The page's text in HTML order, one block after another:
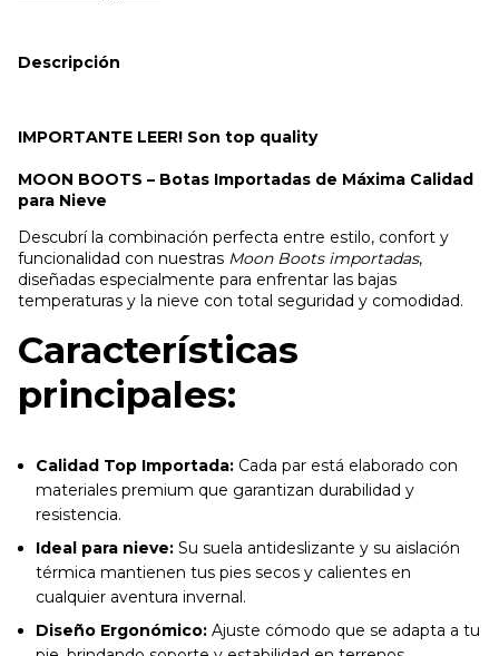
Descripción
IMPORTANTE LEER! Son top quality
MOON BOOTS – Botas Importadas de Máxima Calidad
para Nieve
Descubrí la combinación perfecta entre estilo, confort y
funcionalidad con nuestras Moon Boots importadas,
diseñadas especialmente para enfrentar las bajas
temperaturas y la nieve con total seguridad y comodidad.
Características
principales:
Calidad Top Importada: Cada par está elaborado con
materiales premium que garantizan durabilidad y
resistencia.
Ideal para nieve: Su suela antideslizante y su aislación
térmica mantienen tus pies secos y calientes en
cualquier aventura invernal.
Diseño Ergonómico: Ajuste cómodo que se adapta a tu